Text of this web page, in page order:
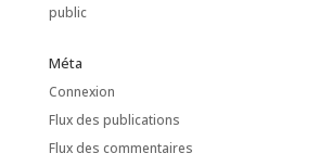
public
Méta
Connexion
Flux des publications
Flux des commentaires